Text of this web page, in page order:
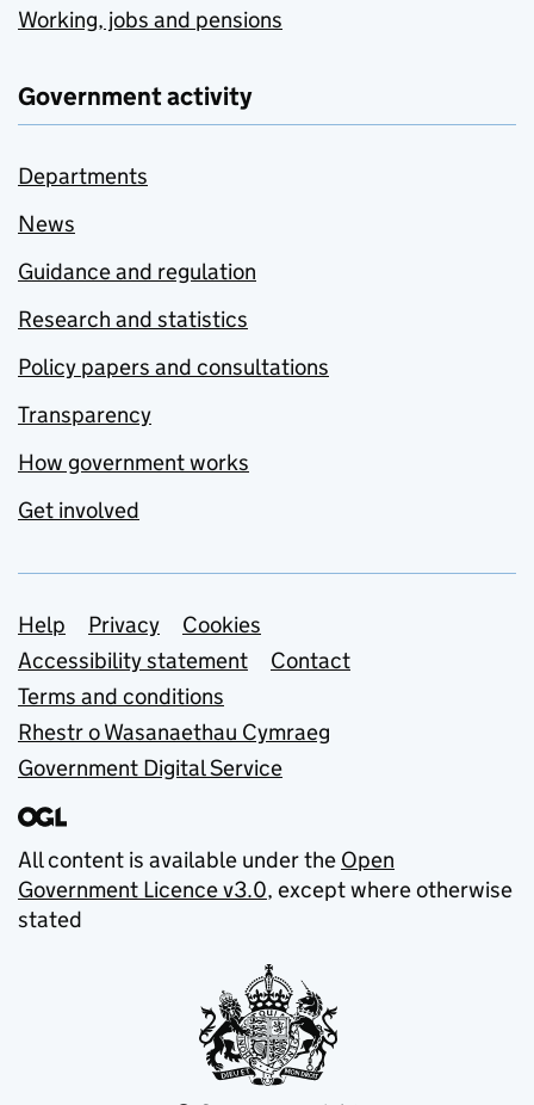
Working, jobs and pensions
Government activity
Departments
News
Guidance and regulation
Research and statistics
Policy papers and consultations
Transparency
How government works
Get involved
Support links
Help Privacy
Cookies
Accessibility statement
Contact
Terms and conditions
Rhestr o Wasanaethau Cymraeg
Government Digital Service
All content is available under the Open
Government Licence v3.0, except where otherwise
stated